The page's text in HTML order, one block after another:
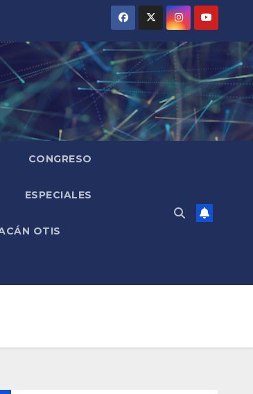
CONGRESO
ESPECIALES
OTIS